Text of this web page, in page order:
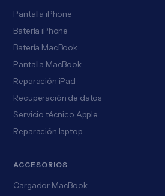
Pantalla iPhone
Batería iPhone
Batería MacBook
Pantalla MacBook
Reparación iPad
Recuperación de datos
Servicio técnico Apple
Reparación laptop
ACCESORIOS
Cargador MacBook